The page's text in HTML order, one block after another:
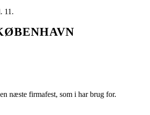
11.
næste firmafest, som i har brug for.